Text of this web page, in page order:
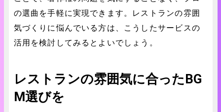
の選曲を手軽に実現できます。レストランの雰囲
気づくりに悩んでいる方は、こうしたサービスの
活用を検討してみるとよいでしょう。
レストランの雰囲気に合ったBG
M選びを